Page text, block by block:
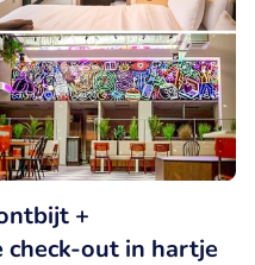
+
out in hartje